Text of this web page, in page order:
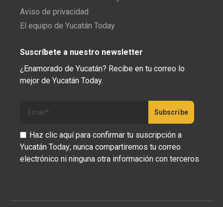
Aviso de privacidad
El equipo de Yucatán Today
Suscríbete a nuestro newsletter
¿Enamorado de Yucatán? Recibe en tu correo lo
mejor de Yucatán Today.
Haz clic aquí para confirmar tu suscripción a
Yucatán Today; nunca compartiremos tu correo
electrónico ni ninguna otra información con terceros.